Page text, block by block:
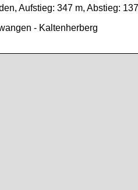
Aufstieg: 347 m, Abstieg:
- Kaltenherberg